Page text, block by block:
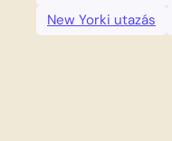
New Yorki utazás